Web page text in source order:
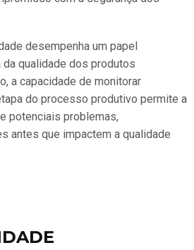
desempenha um papel
qualidade dos produtos
a capacidade de monitorar
do processo produtivo permite a
potenciais problemas,
antes que impactem a qualidade